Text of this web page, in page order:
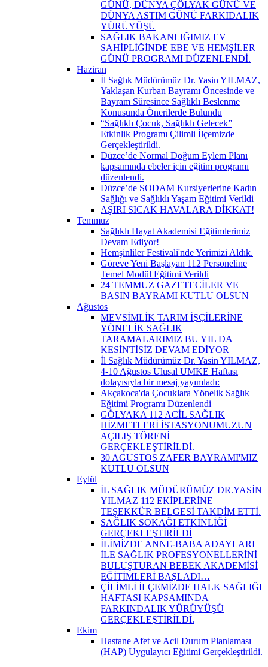
GÜNÜ, DÜNYA ÇÖLYAK GÜNÜ VE
DÜNYA ASTIM GÜNÜ FARKIDALIK
YÜRÜYÜŞÜ
SAĞLIK BAKANLIĞIMIZ EV
SAHİPLİĞİNDE EBE VE HEMŞİLER
GÜNÜ PROGRAMI DÜZENLENDİ.
Haziran
İl Sağlık Müdürümüz Dr. Yasin YILMAZ,
Yaklaşan Kurban Bayramı Öncesinde ve
Bayram Süresince Sağlıklı Beslenme
Konusunda Önerilerde Bulundu
“Sağlıklı Çocuk, Sağlıklı Gelecek”
Etkinlik Programı Çilimli İlçemizde
Gerçekleştirildi.
Düzce’de Normal Doğum Eylem Planı
kapsamında ebeler için eğitim programı
düzenlendi.
Düzce’de SODAM Kursiyerlerine Kadın
Sağlığı ve Sağlıklı Yaşam Eğitimi Verildi
AŞIRI SICAK HAVALARA DİKKAT!
Temmuz
Sağlıklı Hayat Akademisi Eğitimlerimiz
Devam Ediyor!
Hemşinliler Festivali'nde Yerimizi Aldık.
Göreve Yeni Başlayan 112 Personeline
Temel Modül Eğitimi Verildi
24 TEMMUZ GAZETECİLER VE
BASIN BAYRAMI KUTLU OLSUN
Ağustos
MEVSİMLİK TARIM İŞÇİLERİNE
YÖNELİK SAĞLIK
TARAMALARIMIZ BU YIL DA
KESİNTİSİZ DEVAM EDİYOR
İl Sağlık Müdürümüz Dr. Yasin YILMAZ,
4-10 Ağustos Ulusal UMKE Haftası
dolayısıyla bir mesaj yayımladı:
Akçakoca'da Çocuklara Yönelik Sağlık
Eğitimi Programı Düzenlendi
GÖLYAKA 112 ACİL SAĞLIK
HİZMETLERİ İSTASYONUMUZUN
AÇILIŞ TÖRENİ
GERÇEKLEŞTİRİLDİ.
30 AGUSTOS ZAFER BAYRAMI'MIZ
KUTLU OLSUN
Eylül
İL SAĞLIK MÜDÜRÜMÜZ DR.YASİN
YILMAZ 112 EKİPLERİNE
TEŞEKKÜR BELGESİ TAKDİM ETTİ.
SAĞLIK SOKAĞI ETKİNLİĞİ
GERÇEKLEŞTİRİLDİ
İLİMİZDE ANNE-BABA ADAYLARI
İLE SAĞLIK PROFESYONELLERİNİ
BULUŞTURAN BEBEK AKADEMİSİ
EĞİTİMLERİ BAŞLADI…
ÇİLİMLİ İLÇEMİZDE HALK SAĞLIĞI
HAFTASI KAPSAMINDA
FARKINDALIK YÜRÜYÜŞÜ
GERÇEKLEŞTİRİLDİ.
Ekim
Hastane Afet ve Acil Durum Planlaması
(HAP) Uygulayıcı Eğitimi Gerçekleştirildi.